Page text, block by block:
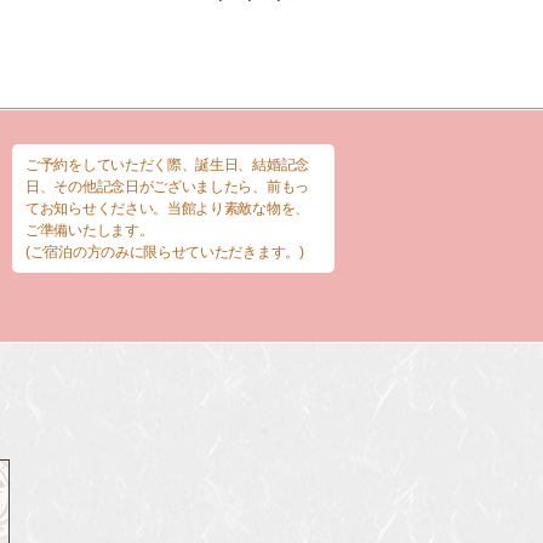
ご予約をしていただく際、誕生日、結婚記念
日、その他記念日がございましたら、前もっ
てお知らせください。当館より素敵な物を、
ご準備いたします。
(ご宿泊の方のみに限らせていただきます。)